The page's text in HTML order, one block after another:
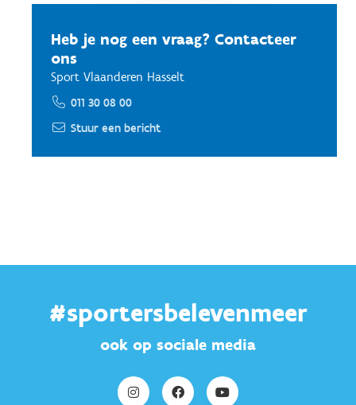
Heb je nog een vraag? Contacteer
ons
Sport Vlaanderen Hasselt
011 30 08 00
Stuur een bericht
#sportersbelevenmeer
ook op sociale media